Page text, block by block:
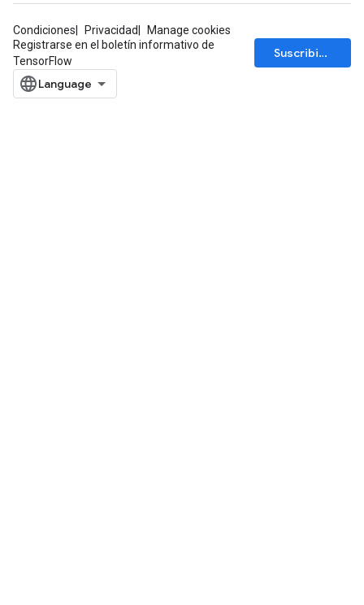
Condiciones Privacidad
Manage cookies
Registrarse en el boletín informativo de
TensorFlow
Suscribirse